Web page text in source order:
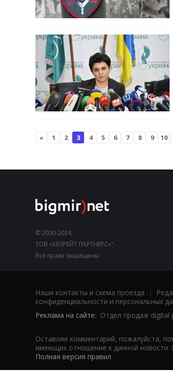
« 1 2 3 4 5 6 7 8 9 10
© 2000-2024,
ТОВ «КЕПРЕЙТ ПАРТНЕРС»".
Все права защищены.
Наши контакты и схема проезда |
конфиденциальности и персональных
Реклама на сайте: Отдел продаж digital
Оставляя комментарий, пожалуйста,
имеющих отношение к данной новости.
Полная версия правил